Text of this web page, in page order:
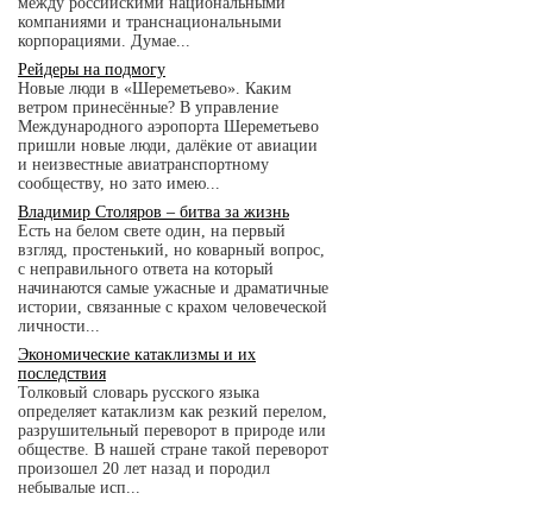
компаниями и транснациональными
корпорациями. Думае...
Рейдеры на подмогу
Новые люди в «Шереметьево». Каким
ветром принесённые? В управление
Международного аэропорта Шереметьево
пришли новые люди, далёкие от авиации
и неизвестные авиатранспортному
сообществу, но зато имею...
Владимир Столяров – битва за жизнь
Есть на белом свете один, на первый
взгляд, простенький, но коварный вопрос,
с неправильного ответа на который
начинаются самые ужасные и драматичные
истории, связанные с крахом человеческой
личности...
Экономические катаклизмы и их
последствия
Толковый словарь русского языка
определяет катаклизм как резкий перелом,
разрушительный переворот в природе или
обществе. В нашей стране такой переворот
произошел 20 лет назад и породил
небывалые исп...